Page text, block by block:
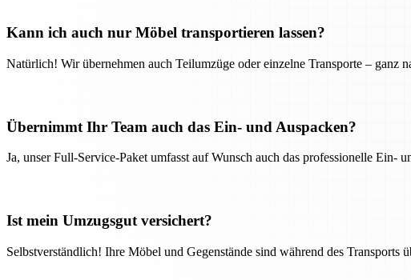
Kann ich auch nur Möbel transportieren lassen?
Natürlich! Wir übernehmen auch Teilumzüge oder einzelne Transporte – ganz
Übernimmt Ihr Team auch das Ein- und Auspacken?
Ja, unser Full-Service-Paket umfasst auf Wunsch auch das professionelle Ein-
Ist mein Umzugsgut versichert?
Selbstverständlich! Ihre Möbel und Gegenstände sind während des Transports